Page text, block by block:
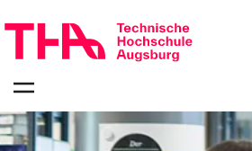
überspringen
zur
Navigation
"Geistes-
und
Naturwissenschaften"
bestätigen
Öffnen
des
Menüs